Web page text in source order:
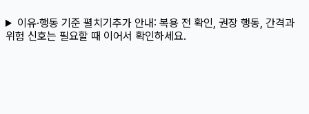
이유·행동 기준 펼치기추가 안내: 복용 전 확인, 권장 행동, 간격과
위험 신호는 필요할 때 이어서 확인하세요.